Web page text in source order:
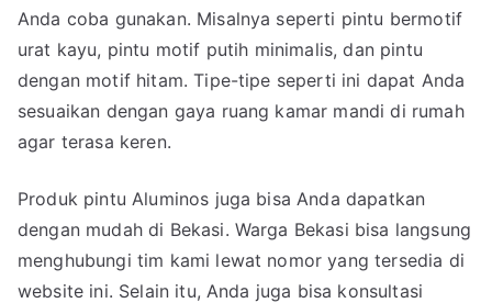
Anda coba gunakan. Misalnya seperti pintu bermotif
urat kayu, pintu motif putih minimalis, dan pintu
dengan motif hitam. Tipe-tipe seperti ini dapat Anda
sesuaikan dengan gaya ruang kamar mandi di rumah
agar terasa keren.
Produk pintu Aluminos juga bisa Anda dapatkan
dengan mudah di Bekasi. Warga Bekasi bisa langsung
menghubungi tim kami lewat nomor yang tersedia di
website ini. Selain itu, Anda juga bisa konsultasi